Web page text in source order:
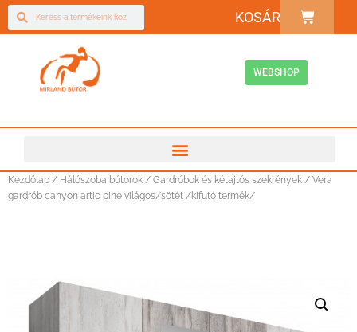
KOSÁR
WEBSHOP
Kezdőlap / Hálószoba bútorok / Gardróbok és kétajtós szekrények / Vera
gardrób canyon artic pine világos/sötét /kifutó termék/